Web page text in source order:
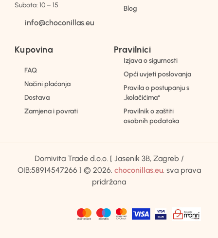
Subota: 10 – 15
info@choconillas.eu
Blog
Kupovina
FAQ
Načini plaćanja
Dostava
Zamjena i povrati
Pravilnici
Izjava o sigurnosti
Opći uvjeti poslovanja
Pravila o postupanju s
„kolačićima“
Pravilnik o zaštiti
osobnih podataka
Domivita Trade d.o.o. [ Jasenik 3B, Zagreb /
OIB:58914547266 ] © 2026. choconillas.eu, sva prava
pridržana